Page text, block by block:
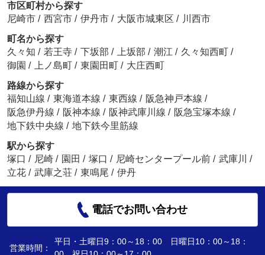
市区町村から探す
尼崎市 / 西宮市 / 伊丹市 / 大阪市城東区 / 川西市
町名から探す
久々知 / 若王寺 / 下坂部 / 上坂部 / 潮江 / 久々知西町 /
御園 / 上ノ島町 / 東園田町 / 大庄西町
路線から探す
福知山線 / 東海道本線 / 東西線 / 阪急神戸本線 /
阪急伊丹線 / 阪神本線 / 阪神武庫川線 / 阪急宝塚本線 /
地下鉄中央線 / 地下鉄今里筋線
駅から探す
塚口 / 尼崎 / 園田 / 塚口 / 尼崎センタープール前 / 武庫川
/
立花 / 武庫之荘 / 東鳴尾 / 伊丹
電話でお問い合わせ
営業時間：
平日・土曜日9：00～18：00 日曜日10：00～18：